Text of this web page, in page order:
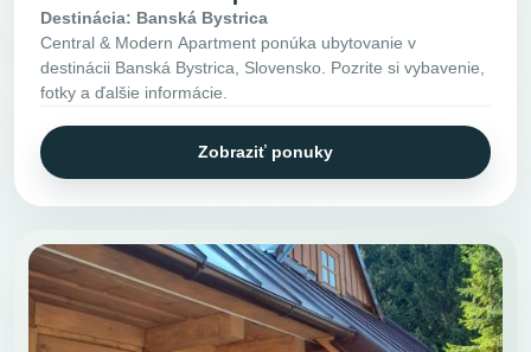
Destinácia: Banská Bystrica
Central & Modern Apartment ponúka ubytovanie v
destinácii Banská Bystrica, Slovensko. Pozrite si vybavenie,
fotky a ďalšie informácie.
Zobraziť ponuky